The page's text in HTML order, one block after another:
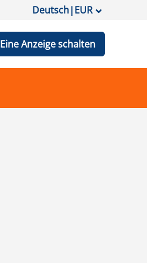
Deutsch|EUR
Eine Anzeige schalten